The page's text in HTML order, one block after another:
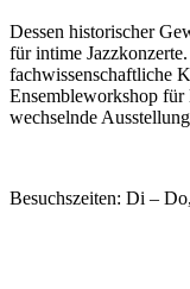
Dessen historischer
für intime
fachwissenschaftliche
Ensembleworkshop
wechselnde
Besuchszeiten: Di –